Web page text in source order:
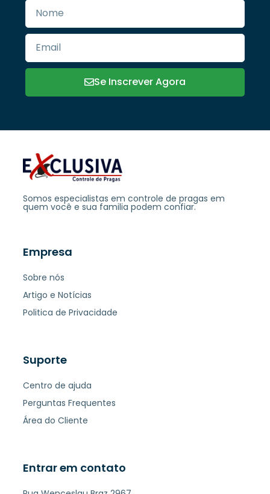
Se Inscrever Agora
Somos especialistas em controle de pragas em
quem você e sua familia podem confiar.
Empresa
Sobre nós
Artigo e Notícias
Politica de Privacidade
Suporte
Centro de ajuda
Perguntas Frequentes
Área do Cliente
Entrar em contato